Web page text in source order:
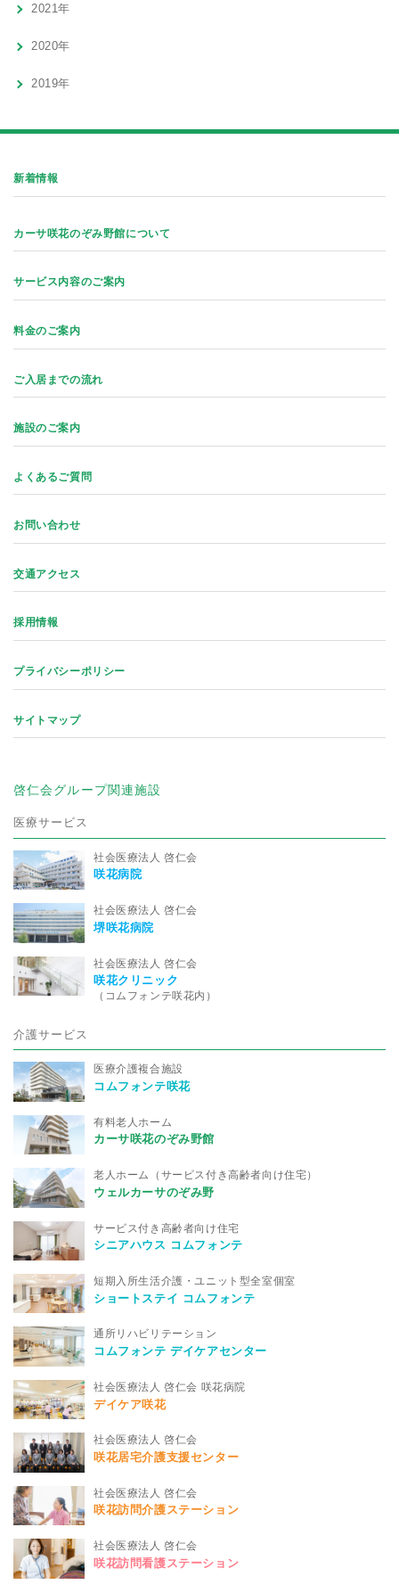
2021年
2020年
2019年
新着情報
カーサ咲花のぞみ野館について
サービス内容のご案内
料金のご案内
ご入居までの流れ
施設のご案内
よくあるご質問
お問い合わせ
交通アクセス
採用情報
プライバシーポリシー
サイトマップ
啓仁会グループ関連施設
医療サービス
社会医療法人 啓仁会
咲花病院
社会医療法人 啓仁会
堺咲花病院
社会医療法人 啓仁会
咲花クリニック
（コムフォンテ咲花内）
介護サービス
医療介護複合施設
コムフォンテ咲花
有料老人ホーム
カーサ咲花のぞみ野館
老人ホーム（サービス付き高齢者向け住宅）
ウェルカーサのぞみ野
サービス付き高齢者向け住宅
シニアハウス コムフォンテ
短期入所生活介護・ユニット型全室個室
ショートステイ コムフォンテ
通所リハビリテーション
コムフォンテ デイケアセンター
社会医療法人 啓仁会 咲花病院
デイケア咲花
社会医療法人 啓仁会
咲花居宅介護支援センター
社会医療法人 啓仁会
咲花訪問介護ステーション
社会医療法人 啓仁会
咲花訪問看護ステーション